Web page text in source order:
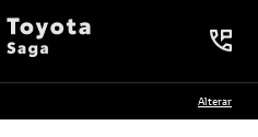
Alterar